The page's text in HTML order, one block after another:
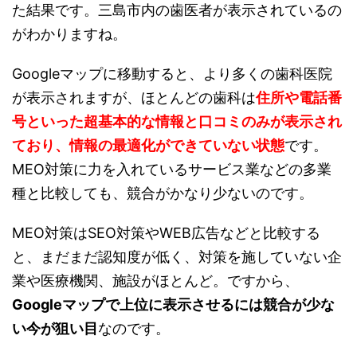
た結果です。三島市内の歯医者が表示されているの
がわかりますね。
Googleマップに移動すると、より多くの歯科医院
が表示されますが、ほとんどの歯科は住所や電話番
号といった超基本的な情報と口コミのみが表示され
ており、情報の最適化ができていない状態です。
MEO対策に力を入れているサービス業などの多業
種と比較しても、競合がかなり少ないのです。
MEO対策はSEO対策やWEB広告などと比較する
と、まだまだ認知度が低く、対策を施していない企
業や医療機関、施設がほとんど。ですから、
Googleマップで上位に表示させるには競合が少な
い今が狙い目なのです。